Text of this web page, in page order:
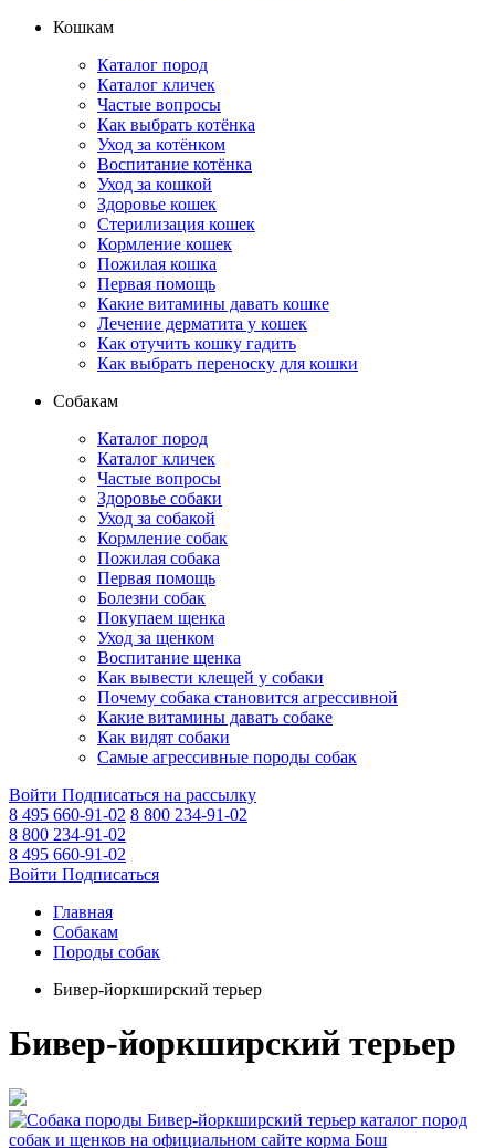
Кошкам
Каталог пород
Каталог кличек
Частые вопросы
Как выбрать котёнка
Уход за котёнком
Воспитание котёнка
Уход за кошкой
Здоровье кошек
Стерилизация кошек
Кормление кошек
Пожилая кошка
Первая помощь
Какие витамины давать кошке
Лечение дерматита у кошек
Как отучить кошку гадить
Как выбрать переноску для кошки
Собакам
Каталог пород
Каталог кличек
Частые вопросы
Здоровье собаки
Уход за собакой
Кормление собак
Пожилая собака
Первая помощь
Болезни собак
Покупаем щенка
Уход за щенком
Воспитание щенка
Как вывести клещей у собаки
Почему собака становится агрессивной
Какие витамины давать собаке
Как видят собаки
Самые агрессивные породы собак
Войти Подписаться на рассылку
8 495 660-91-02 8 800 234-91-02
8 800 234-91-02
8 495 660-91-02
Войти Подписаться
Главная
Собакам
Породы собак
Бивер-йоркширский терьер
Бивер-йоркширский терьер